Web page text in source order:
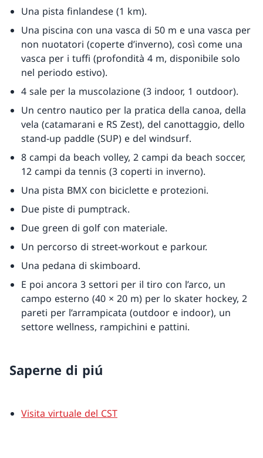
Una pista finlandese (1 km).
Una piscina con una vasca di 50 m e una vasca per
non nuotatori (coperte d’inverno), così come una
vasca per i tuffi (profondità 4 m, disponibile solo
nel periodo estivo).
4 sale per la muscolazione (3 indoor, 1 outdoor).
Un centro nautico per la pratica della canoa, della
vela (catamarani e RS Zest), del canottaggio, dello
stand-up paddle (SUP) e del windsurf.
8 campi da beach volley, 2 campi da beach soccer,
12 campi da tennis (3 coperti in inverno).
Una pista BMX con biciclette e protezioni.
Due piste di pumptrack.
Due green di golf con materiale.
Un percorso di street-workout e parkour.
Una pedana di skimboard.
E poi ancora 3 settori per il tiro con l’arco, un
campo esterno (40 × 20 m) per lo skater hockey, 2
pareti per l’arrampicata (outdoor e indoor), un
settore wellness, rampichini e pattini.
Saperne di piú
Visita virtuale del CST